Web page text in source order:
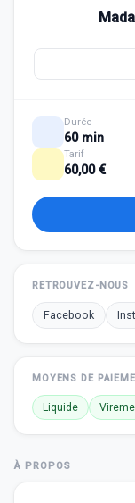
À PROPOS
Durée
60 min
Tarif
60,00 €
RETROUVEZ-NOUS
Facebook
MOYENS DE
Liquide